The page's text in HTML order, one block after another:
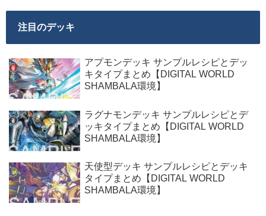
注目のデッキ
アプモンデッキ サンプルレシピとデッ
キタイプまとめ【DIGITAL WORLD
SHAMBALA環境】
ラグナモンデッキ サンプルレシピとデ
ッキタイプまとめ【DIGITAL WORLD
SHAMBALA環境】
天使型デッキ サンプルレシピとデッキ
タイプまとめ【DIGITAL WORLD
SHAMBALA環境】